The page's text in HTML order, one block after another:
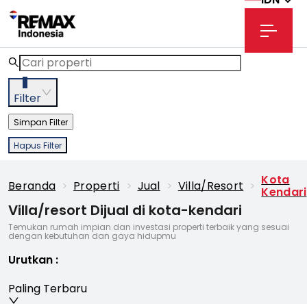
3
Filter
Simpan Filter
Hapus Filter
Beranda > Properti > Jual > Villa/resort > Kota
Kendari
Villa/resort Dijual di kota-kendari
Temukan rumah impian dan investasi properti terbaik yang sesuai
dengan kebutuhan dan gaya hidupmu
Urutkan :
Paling Terbaru